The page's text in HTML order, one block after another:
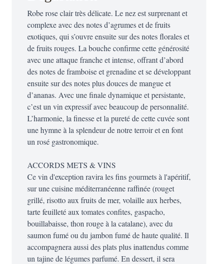
Robe rose clair très délicate. Le nez est surprenant et
complexe avec des notes d’agrumes et de fruits
exotiques, qui s’ouvre ensuite sur des notes florales et
de fruits rouges. La bouche confirme cette générosité
avec une attaque franche et intense, offrant d’abord
des notes de framboise et grenadine et se développant
ensuite sur des notes plus douces de mangue et
d’ananas. Avec une finale dynamique et persistante,
c’est un vin expressif avec beaucoup de personnalité.
L’harmonie, la finesse et la pureté de cette cuvée sont
une hymne à la splendeur de notre terroir et en font
un rosé gastronomique.
ACCORDS METS & VINS
Ce vin d'exception ravira les fins gourmets à l'apéritif,
sur une cuisine méditerranéenne raffinée (rouget
grillé, risotto aux fruits de mer, volaille aux herbes,
tarte feuilleté aux tomates confites, gaspacho,
bouillabaisse, thon rouge à la catalane), avec du
saumon fumé ou du jambon fumé de haute qualité. Il
accompagnera aussi des plats plus inattendus comme
un tajine de légumes parfumé. En dessert, il sera